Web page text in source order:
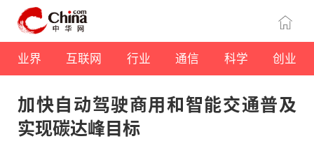
业界 互联网 行业 通信 科学 创业
加快自动驾驶商用和智能交通普及
实现碳达峰目标